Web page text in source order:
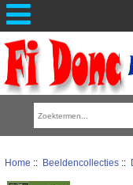
Home :: Beeldencollecties::